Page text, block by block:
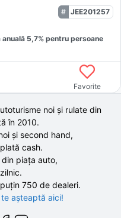
JEE201257
anuală 5,7% pentru persoane
Favorite
noi și rulate din
în 2010.
și second hand,
cash.
piața auto,
750 de dealeri.
te așteaptă aici!